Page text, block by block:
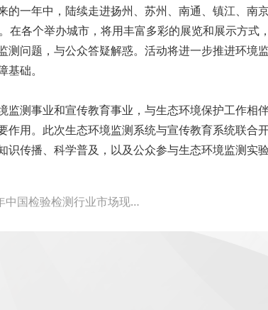
的一年中，陆续走进扬州、苏州、南通、镇江、
在各个举办城市，将用丰富多彩的展览和展示方
测问题，与公众答疑解惑。活动将进一步推进环
础。
监测事业和宣传教育事业，与生态环境保护工作相
作用。此次生态环境监测系统与宣传教育系统联合
识传播、科学普及，以及公众参与生态环境监测实
上一篇: 2020年中国检验检测行业市场现状及竞争格局分析 民营资本成为行业发展主力军